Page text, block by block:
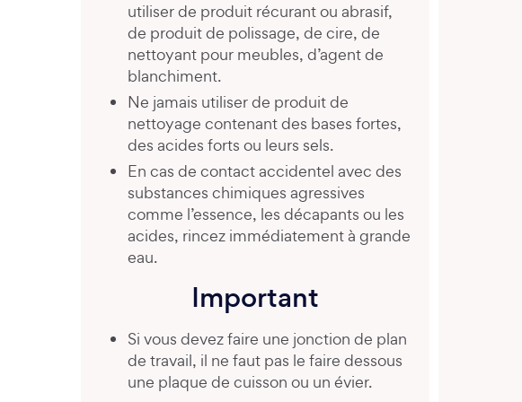
utiliser de produit récurant ou abrasif,
de produit de polissage, de cire, de
nettoyant pour meubles, d’agent de
blanchiment.
Ne jamais utiliser de produit de
nettoyage contenant des bases fortes,
des acides forts ou leurs sels.
En cas de contact accidentel avec des
substances chimiques agressives
comme l’essence, les décapants ou les
acides, rincez immédiatement à grande
eau.
Important
Si vous devez faire une jonction de plan
de travail, il ne faut pas le faire dessous
une plaque de cuisson ou un évier.